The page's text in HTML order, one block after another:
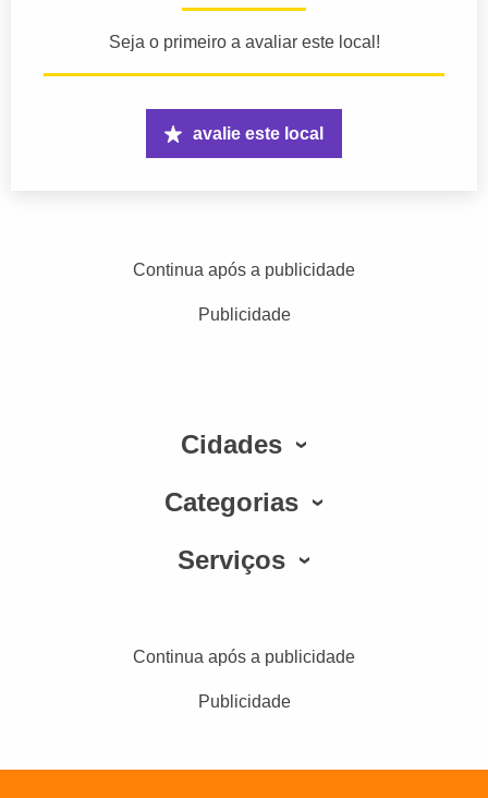
Seja o primeiro a avaliar este local!
avalie este local
Continua após a publicidade
Publicidade
Cidades
Categorias
Serviços
Continua após a publicidade
Publicidade